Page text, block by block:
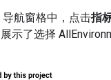
航窗格中，点击指
示了选择